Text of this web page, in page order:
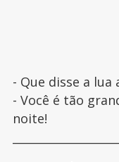
- Que disse a lua
- Você é tão
noite!